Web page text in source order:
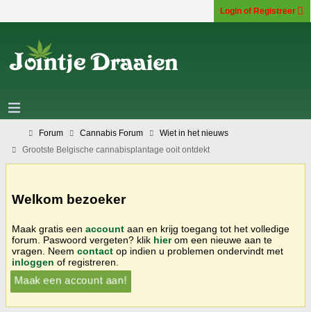
Login of Registreer
Forum Cannabis Forum
Wiet in het nieuws
Grootste Belgische cannabisplantage ooit ontdekt
Welkom bezoeker
Maak gratis een account aan en krijg toegang tot het volledige
forum. Paswoord vergeten? klik hierom een nieuwe aan te
vragen. Neem contact op indien u problemen ondervindt met
inloggen of registreren.
Maak een account aan!